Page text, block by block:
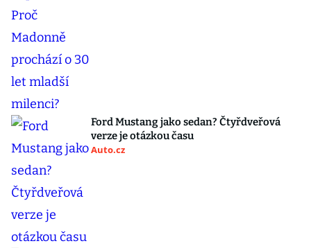
Ford Mustang jako sedan? Čtyřdveřová
verze je otázkou času
Auto.cz